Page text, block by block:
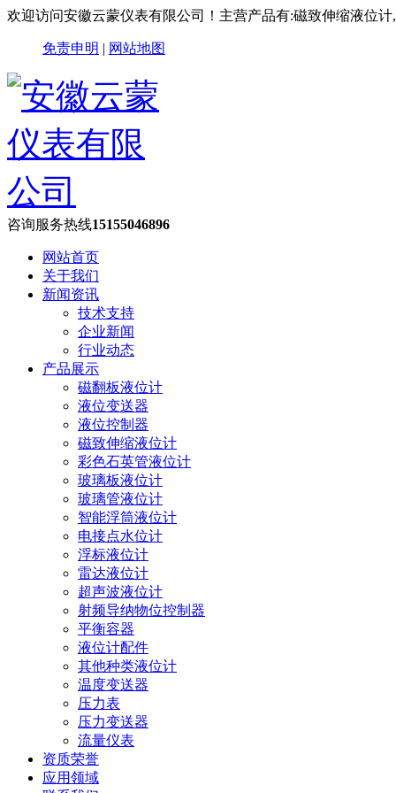
欢迎访问安徽云蒙仪表有限公司！主营产品有:磁致伸缩液位
免责申明 | 网站地图
咨询服务热线15155046896
网站首页
关于我们
新闻资讯
技术支持
企业新闻
行业动态
产品展示
磁翻板液位计
液位变送器
液位控制器
磁致伸缩液位计
彩色石英管液位计
玻璃板液位计
玻璃管液位计
智能浮筒液位计
电接点水位计
浮标液位计
雷达液位计
超声波液位计
射频导纳物位控制器
平衡容器
液位计配件
其他种类液位计
温度变送器
压力表
压力变送器
流量仪表
资质荣誉
应用领域